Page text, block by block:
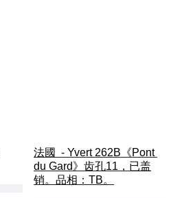
法國  - Yvert 262B《Pont
du Gard》齿孔11，已盖
销。品相：TB。